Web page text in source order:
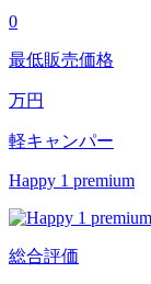
0
最低販売価格
万円
軽キャンパー
Happy 1 premium
総合評価